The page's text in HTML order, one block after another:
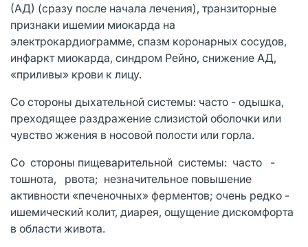
(АД) (сразу после начала лечения), транзиторные
признаки ишемии миокарда на
электрокардиограмме, спазм коронарных сосудов,
инфаркт миокарда, синдром Рейно, снижение АД,
«приливы» крови к лицу.
Со стороны дыхательной системы: часто - одышка,
преходящее раздражение слизистой оболочки или
чувство жжения в носовой полости или горла.
Со стороны пищеварительной системы: часто -
тошнота, рвота; незначительное повышение
активности «печеночных» ферментов; очень редко -
ишемический колит, диарея, ощущение дискомфорта
в области живота.